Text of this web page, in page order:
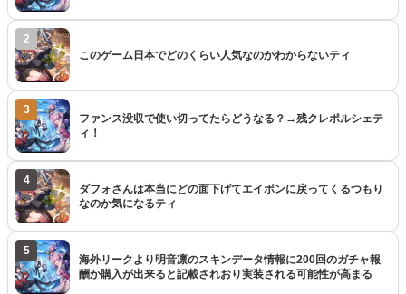
2
このゲーム日本でどのくらい人気なのかわからないティ
3
ファンス没収で使い切ってたらどうなる？→残クレポルシェテ
ィ！
4
ダフォさんは本当にどの面下げてエイボンに戻ってくるつもり
なのか気になるティ
5
海外リークより明音凛のスキンデータ情報に200回のガチャ報
酬か購入が出来ると記載されおり実装される可能性が高まる